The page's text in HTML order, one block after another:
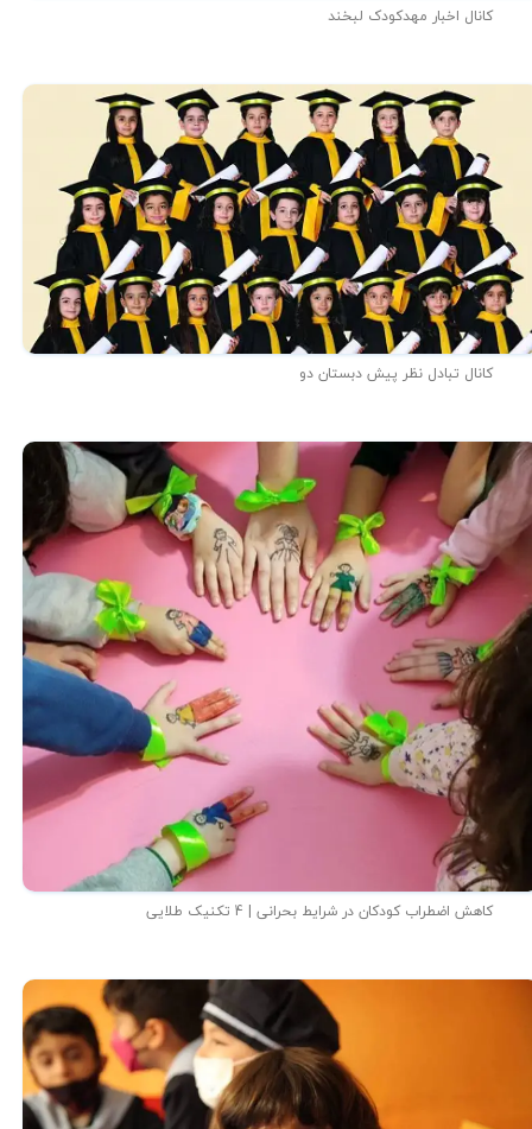
کانال اخبار مهدکودک لبخند
کانال تبادل نظر پیش دبستان دو
کاهش اضطراب کودکان در شرایط بحرانی | 4 تکنیک طلایی